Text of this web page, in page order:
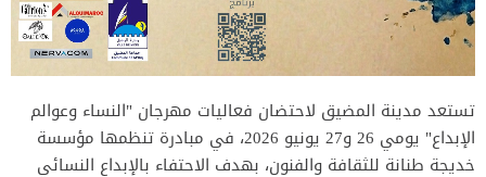
تستعد مدينة المضيق لاحتضان فعاليات مهرجان "النساء وعوالم
الإبداع" يومي 26 و27 يونيو 2026، في مبادرة تنظمها مؤسسة
خديجة طنانة للثقافة والفنون، بهدف الاحتفاء بالإبداع النسائي